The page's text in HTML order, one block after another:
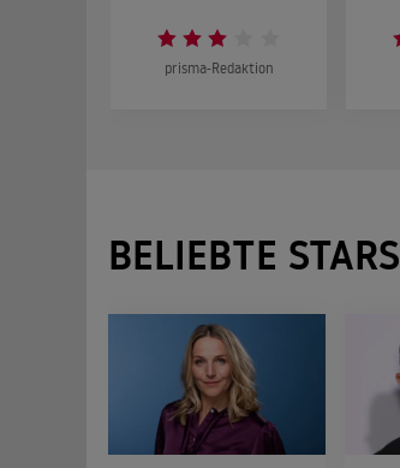
prisma-Redaktion
BELIEBTE STARS